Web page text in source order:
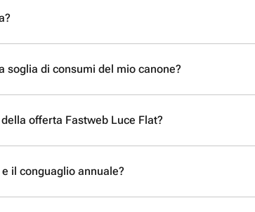
soglia di consumi del mio canone?
offerta Fastweb Luce Flat?
il conguaglio annuale?